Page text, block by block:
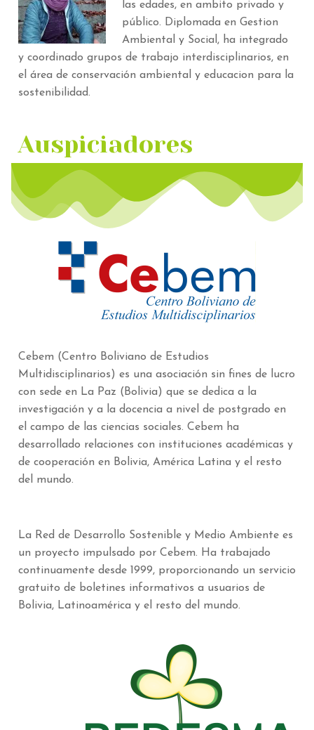
las edades, en ambito privado y
público. Diplomada en Gestion
Ambiental y Social, ha integrado
y coordinado grupos de trabajo interdisciplinarios, en
el área de conservación ambiental y educacion para la
sostenibilidad.
Auspiciadores
Cebem (Centro Boliviano de Estudios
Multidisciplinarios) es una asociación sin fines de lucro
con sede en La Paz (Bolivia) que se dedica a la
investigación y a la docencia a nivel de postgrado en
el campo de las ciencias sociales. Cebem ha
desarrollado relaciones con instituciones académicas y
de cooperación en Bolivia, América Latina y el resto
del mundo.
La Red de Desarrollo Sostenible y Medio Ambiente es
un proyecto impulsado por Cebem. Ha trabajado
continuamente desde 1999, proporcionando un servicio
gratuito de boletines informativos a usuarios de
Bolivia, Latinoamérica y el resto del mundo.